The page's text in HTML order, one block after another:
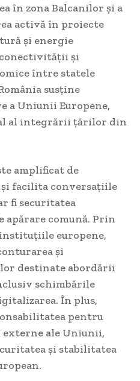
în zona Balcanilor și a
activă în proiecte
și energie
și
între statele
susține
a Uniunii Europene,
al integrării țărilor din
amplificat de
și facilita conversațiile
fi securitatea
apărare comună. Prin
europene,
și
destinate abordării
schimbările
În plus,
pentru
ale Uniunii,
și stabilitatea